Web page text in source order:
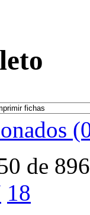
de
18